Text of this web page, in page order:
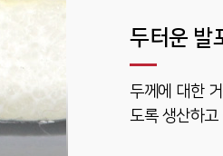
두터운 발
두께에 대한
도록 생산하고